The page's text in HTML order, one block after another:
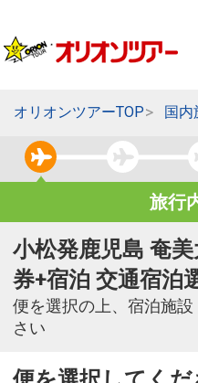
オリオンツアーTOP 国内
旅行
小松発鹿児島 奄
券+宿泊 交通宿泊
便を選択の上、宿泊施
さい